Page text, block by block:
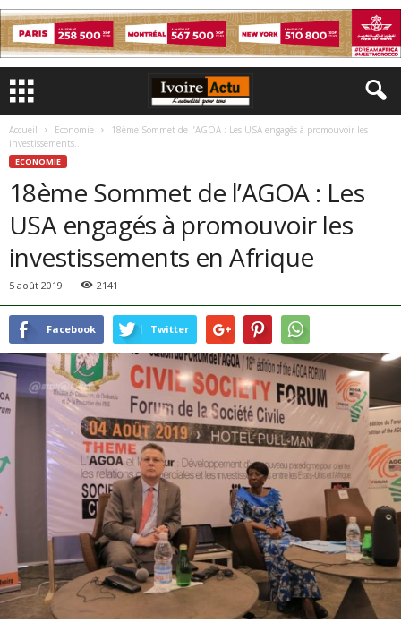
Accueil Economie
18ème Sommet de l’AGOA : Les USA engagés à promouvoir les
investissements...
ECONOMIE
18ème Sommet de l’AGOA : Les
USA engagés à promouvoir les
investissements en Afrique
5 août 2019 2141
Facebook Twitter